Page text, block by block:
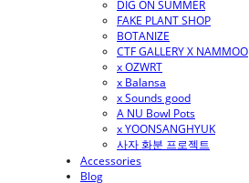
DIG ON SUMMER
FAKE PLANT SHOP
BOTANIZE
CTF GALLERY X NAMMOO
x OZWRT
x Balansa
x Sounds good
A NU Bowl Pots
x YOONSANGHYUK
사자 화분 프로젝트
Accessories
Blog